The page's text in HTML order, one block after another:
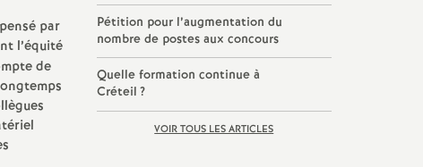
par
l’équité
de
Pétition pour l’augmentation du
nombre de postes aux concours
Quelle formation continue à
Créteil ?
VOIR TOUS LES ARTICLES